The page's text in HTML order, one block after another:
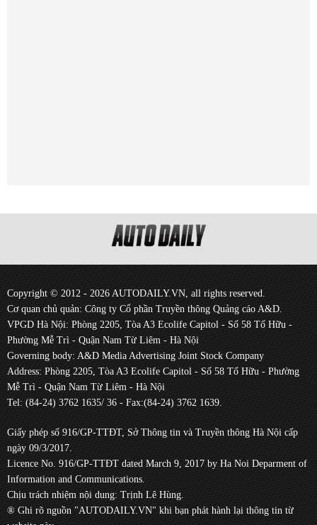
Copyright © 2012 - 2026 AUTODAILY.VN, all rights reserved.
Cơ quan chủ quản: Công ty Cổ phần Truyền thông Quảng cáo A&D.
VPGD Hà Nội: Phòng 2205, Tòa A3 Ecolife Capitol - Số 58 Tố Hữu -
Phường Mễ Trì - Quận Nam Từ Liêm - Hà Nội
Governing body: A&D Media Advertising Joint Stock Company
Address: Phòng 2205, Tòa A3 Ecolife Capitol - Số 58 Tố Hữu - Phường
Mễ Trì - Quận Nam Từ Liêm - Hà Nội
Tel: (84-24) 3762 1635/ 36 - Fax:(84-24) 3762 1639.
Giấy phép số 916/GP-TTĐT, Sở Thông tin và Truyền thông Hà Nội cấp
ngày 09/3/2017.
Licence No. 916/GP-TTĐT dated March 9, 2017 by Ha Noi Deparment of
Information and Communications.
Chịu trách nhiệm nội dung: Trịnh Lê Hùng.
® Ghi rõ nguồn "AUTODAILY.VN" khi bạn phát hành lại thông tin từ